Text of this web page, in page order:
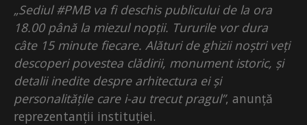
„Sediul #PMB va fi deschis publicului de la ora
18.00 până la miezul nopții. Tururile vor dura
câte 15 minute fiecare. Alături de ghizii noștri veți
descoperi povestea clădirii, monument istoric, și
detalii inedite despre arhitectura ei și
personalitățile care i-au trecut pragul”, anunță
reprezentanții instituției.